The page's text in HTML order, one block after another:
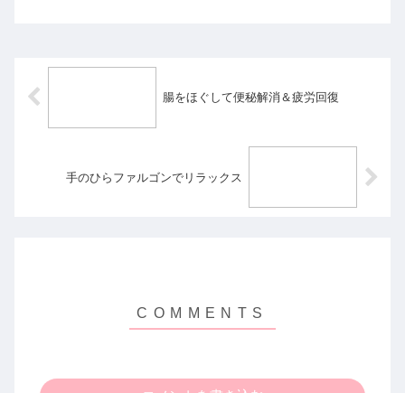
腸をほぐして便秘解消＆疲労回復
手のひらファルゴンでリラックス